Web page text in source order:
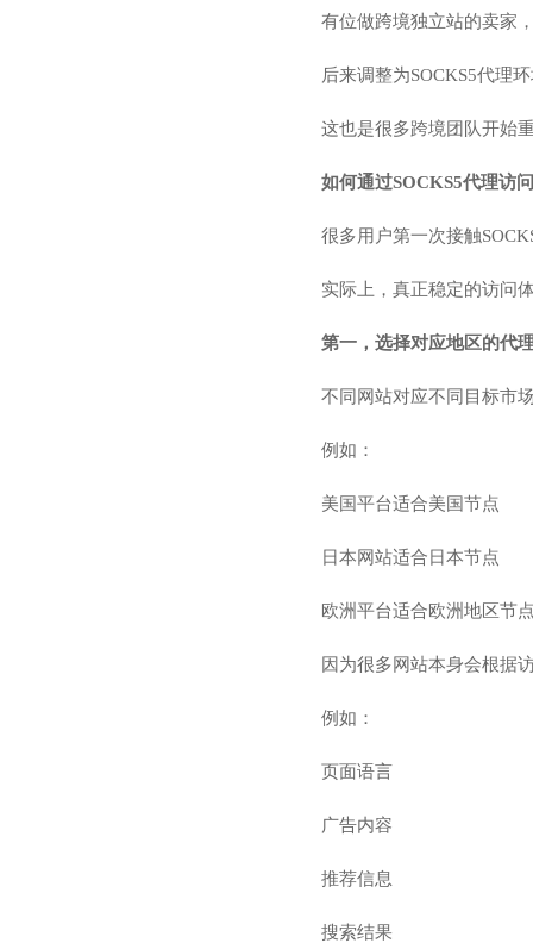
有位做跨境独立站的卖家
后来调整为SOCKS5代理
这也是很多跨境团队开始
如何通过SOCKS5代理访
很多用户第一次接触
实际上，真正稳定的访问
第一，选择对应地区的代
不同网站对应不同目标市
例如：
美国平台适合美国节点
日本网站适合日本节点
欧洲平台适合欧洲地区节
因为很多网站本身会根据
例如：
页面语言
广告内容
推荐信息
搜索结果